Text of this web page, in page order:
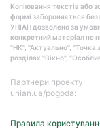
Копіювання текстів або
формі забороняється
УНІАН дозволено за
конкретний матеріал не
"НК", "Актуально", "Точка
розділах "Вікно",
Партнери проекту
unian.ua/pogoda:
Правила